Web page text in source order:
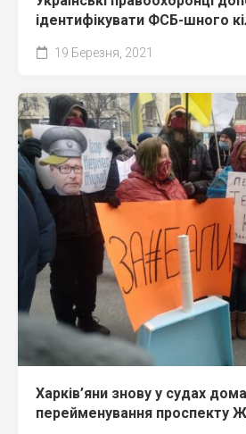
ідентифікувати ФСБ-шного
19 Березня, 2021
Харків’яни знову у судах
перейменування проспекту